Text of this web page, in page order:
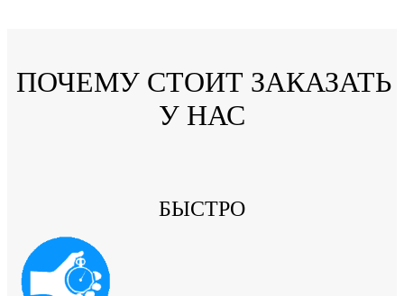
ПОЧЕМУ СТОИТ ЗАКАЗАТЬ
У НАС
БЫСТРО